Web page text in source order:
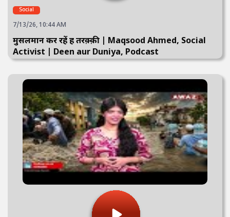
Social
7/13/26, 10:44 AM
मुसलमान कर रहें हैं तरक़्क़ी | Maqsood Ahmed, Social
Activist | Deen aur Duniya, Podcast